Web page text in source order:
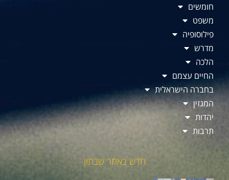
חומשים
משפט
פילוסופיה
מדרש
הלכה
החיים עצמם
בחברה הישראלית
המגזין
יהדות
תרבות
חדש באתר שבתון